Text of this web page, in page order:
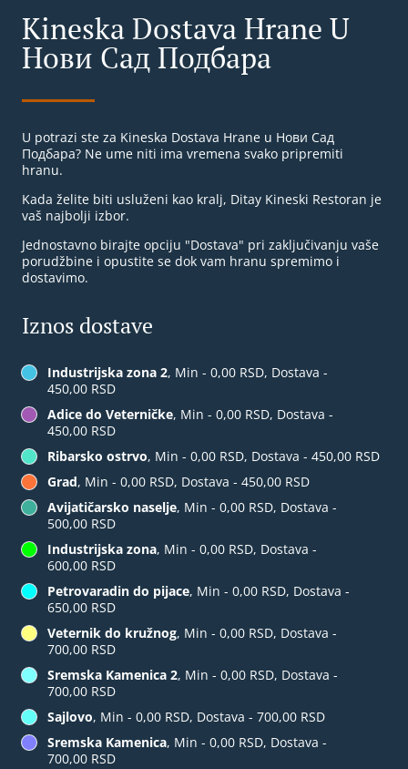
Kineska Dostava Hrane U
Нови Сад Подбара
U potrazi ste za Kineska Dostava Hrane u Нови Сад
Подбара? Ne ume niti ima vremena svako pripremiti
hranu.
Kada želite biti usluženi kao kralj, Ditay Kineski Restoran je
vaš najbolji izbor.
Jednostavno birajte opciju "Dostava" pri zaključivanju vaše
porudžbine i opustite se dok vam hranu spremimo i
dostavimo.
Iznos dostave
Industrijska zona 2, Min - 0,00 RSD, Dostava -
450,00 RSD
Adice do Veterničke, Min - 0,00 RSD, Dostava -
450,00 RSD
Ribarsko ostrvo, Min - 0,00 RSD, Dostava - 450,00 RSD
Grad, Min - 0,00 RSD, Dostava - 450,00 RSD
Avijatičarsko naselje, Min - 0,00 RSD, Dostava -
500,00 RSD
Industrijska zona, Min - 0,00 RSD, Dostava -
600,00 RSD
Petrovaradin do pijace, Min - 0,00 RSD, Dostava -
650,00 RSD
Veternik do kružnog, Min - 0,00 RSD, Dostava -
700,00 RSD
Sremska Kamenica 2, Min - 0,00 RSD, Dostava -
700,00 RSD
Sajlovo, Min - 0,00 RSD, Dostava - 700,00 RSD
Sremska Kamenica, Min - 0,00 RSD, Dostava -
700,00 RSD